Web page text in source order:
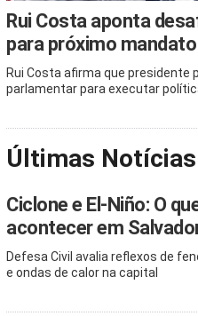
Rui Costa aponta
para próximo mandato
Rui Costa afirma que presidente
parlamentar para executar
Últimas Notícias
Ciclone e El-Niño: O
acontecer em
Defesa Civil avalia reflexos de
e ondas de calor na capital